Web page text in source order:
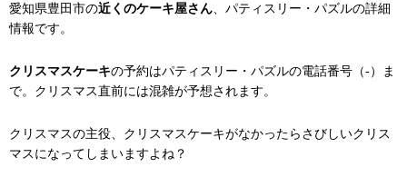
愛知県豊田市の近くのケーキ屋さん 、パティスリー・パズルの詳細
情報です。
クリスマスケーキの予約はパティスリー・パズルの電話番号（-）ま
で。クリスマス直前には混雑が予想されます。
クリスマスの主役、クリスマスケーキがなかったらさびしいクリス
マスになってしまいますよね？